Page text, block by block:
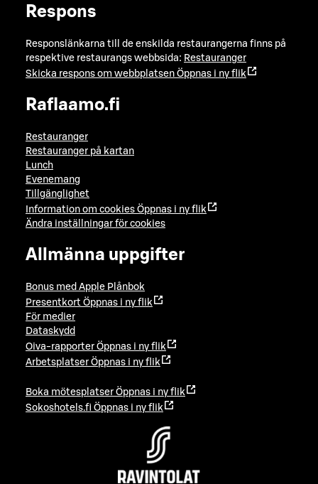
Respons
Responslänkarna till de enskilda restaurangerna finns på
respektive restaurangs webbsida: Restauranger
Skicka respons om webbplatsen Öppnas i ny flik
Raflaamo.fi
Restauranger
Restauranger på kartan
Lunch
Evenemang
Tillgänglighet
Information om cookies Öppnas i ny flik
Ändra inställningar för cookies
Allmänna uppgifter
Bonus med Apple Plånbok
Presentkort Öppnas i ny flik
För medier
Dataskydd
Oiva-rapporter Öppnas i ny flik
Arbetsplatser Öppnas i ny flik
Boka mötesplatser Öppnas i ny flik
Sokoshotels.fi Öppnas i ny flik